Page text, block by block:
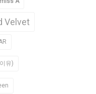
Velvet
유)